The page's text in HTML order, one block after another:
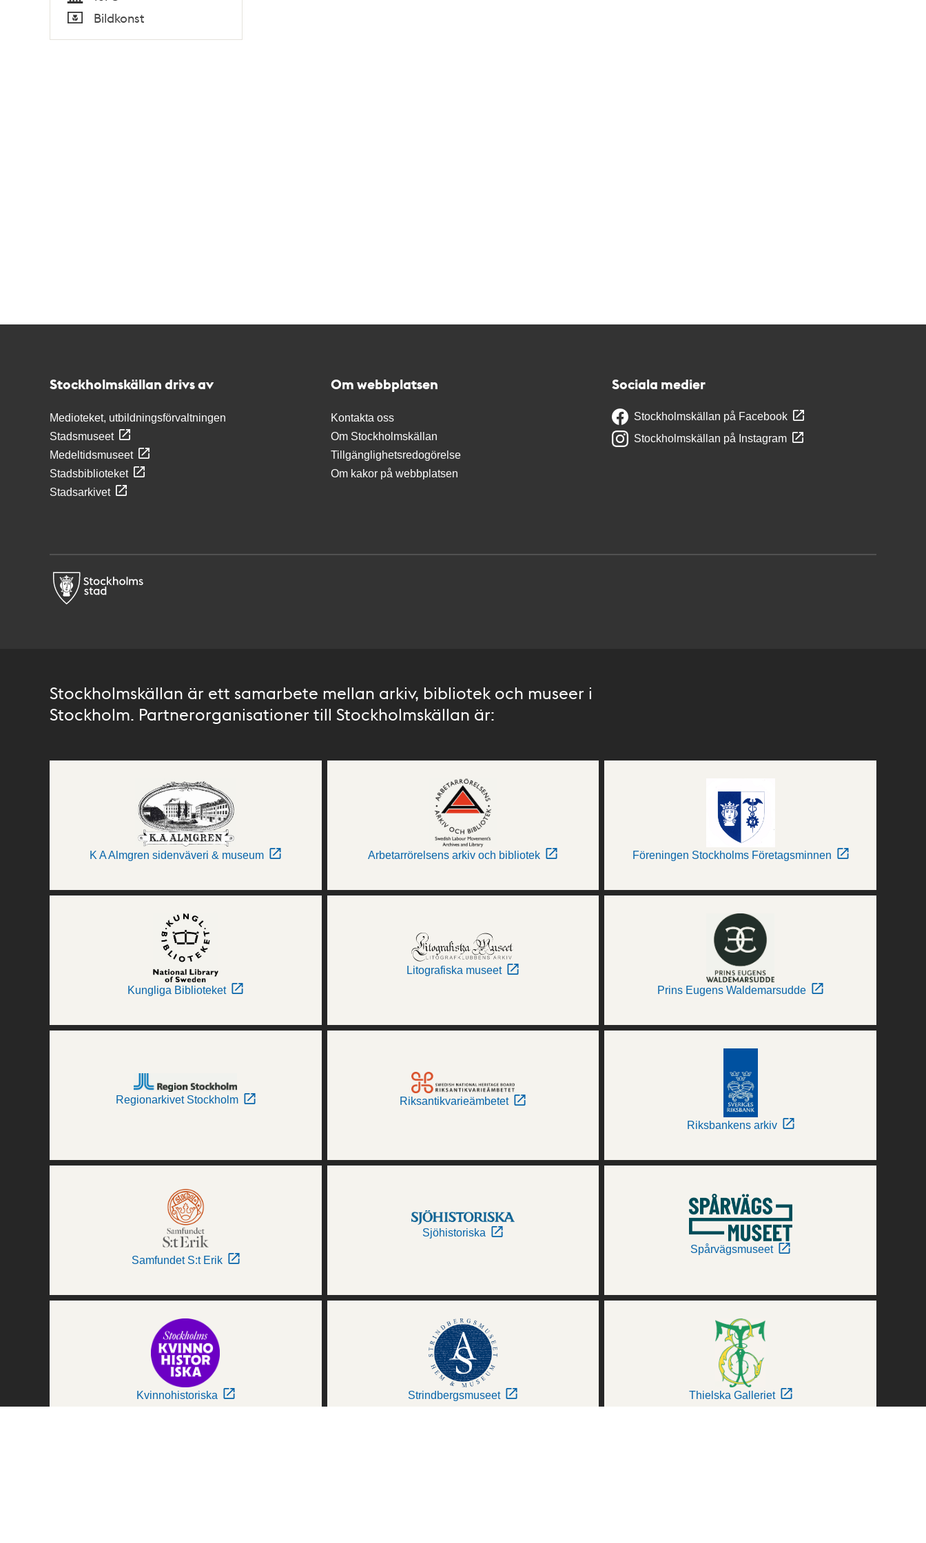
Tid
Typ
Bildkonst
Stockholmskällan drivs av
Medioteket, utbildningsförvaltningen
Stadsmuseet
Medeltidsmuseet
Stadsbiblioteket
Stadsarkivet
Om webbplatsen
Kontakta oss
Om Stockholmskällan
Tillgänglighetsredogörelse
Om kakor på webbplatsen
Sociala medier
Stockholmskällan på Facebook
Stockholmskällan på Instagram
Stockholmskällan är ett samarbete mellan arkiv, bibliotek och museer i
Stockholm. Partnerorganisationer till Stockholmskällan är:
K A Almgren sidenväveri & museum Arbetarrörelsens arkiv och bibliotek Föreningen Stockholms Företagsminnen
Kungliga Biblioteket
Litografiska museet
Prins Eugens Waldemarsudde
Regionarkivet Stockholm Riksantikvarieämbetet
Riksbankens arkiv
Samfundet S:t Erik
Sjöhistoriska
Spårvägsmuseet
Kvinnohistoriska Strindbergsmuseet Thielska Galleriet